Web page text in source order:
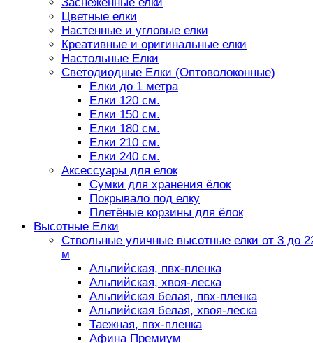
Цветные елки
Настенные и угловые елки
Креативные и оригинальные елки
Настольные Елки
Светодиодные Елки (Оптоволоконные)
Елки до 1 метра
Елки 120 см.
Елки 150 см.
Елки 180 см.
Елки 210 см.
Елки 240 см.
Аксессуары для елок
Сумки для хранения ёлок
Покрывало под елку
Плетёные корзины для ёлок
Высотные Елки
Ствольные уличные высотные елки от 3 до
м
Альпийская, пвх-пленка
Альпийская, хвоя-леска
Альпийская белая, пвх-пленка
Альпийская белая, хвоя-леска
Таежная, пвх-пленка
Афина Премиум